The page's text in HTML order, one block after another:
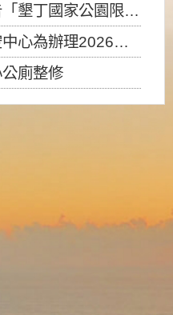
域遊憩活動之種類、範圍、時間及行為」，自即日生效。
箭競賽，陸、海、空域警戒及協調相關事宜，因颱風備案事宜
廁整修